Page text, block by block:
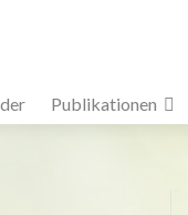
Publikationen